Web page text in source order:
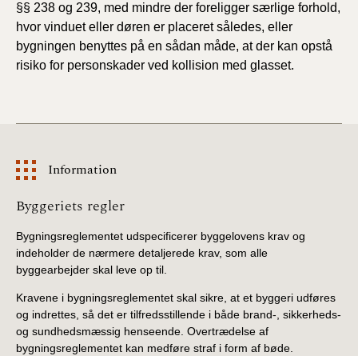
§§ 238 og 239, med mindre der foreligger særlige forhold,
hvor vinduet eller døren er placeret således, eller
bygningen benyttes på en sådan måde, at der kan opstå
risiko for personskader ved kollision med glasset.
Information
Information
Byggeriets regler
Bygningsreglementet udspecificerer byggelovens krav og
indeholder de nærmere detaljerede krav, som alle
byggearbejder skal leve op til.
Kravene i bygningsreglementet skal sikre, at et byggeri udføres
og indrettes, så det er tilfredsstillende i både brand-, sikkerheds-
og sundhedsmæssig henseende. Overtrædelse af
bygningsreglementet kan medføre straf i form af bøde.